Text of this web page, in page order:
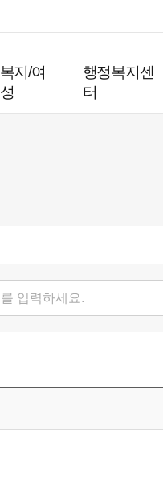
복지/여
성
행정복지센
터